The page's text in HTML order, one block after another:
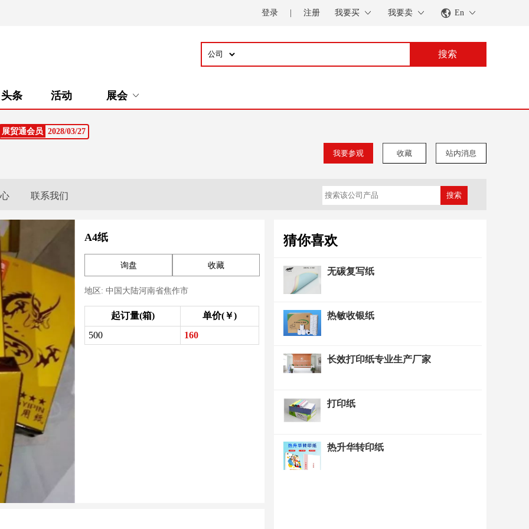
登录 注册 我要买 我要卖 En
搜索
头条 活动 展会
展贸通会员 2028/03/27
我要参观 收藏 站内消息
联系我们 搜索
A4纸
询盘 收藏
地区: 中国大陆河南省焦作市
起订量(箱)
单价(￥)
500
160
猜你喜欢
无碳复写纸
热敏收银纸
长效打印纸专业生产厂家
打印纸
热升华转印纸